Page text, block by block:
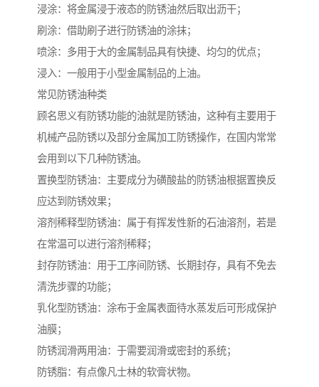
浸涂：将金属浸于液态的防锈油然后取出沥干；
刷涂：借助刷子进行防锈油的涂抹；
喷涂：多用于大的金属制品具有快捷、均匀的优点；
浸入：一般用于小型金属制品的上油。
常见防锈油种类
顾名思义有防锈功能的油就是防锈油，这种有主要用于
机械产品防锈以及部分金属加工防锈操作，在国内常常
会用到以下几种防锈油。
置换型防锈油：主要成分为磺酸盐的防锈油根据置换反
应达到防锈效果；
溶剂稀释型防锈油：属于有挥发性新的石油溶剂，若是
在常温可以进行溶剂稀释；
封存防锈油：用于工序间防锈、长期封存，具有不免去
清洗步骤的功能；
乳化型防锈油：涂布于金属表面待水蒸发后可形成保护
油膜；
防锈润滑两用油：于需要润滑或密封的系统；
防锈脂：有点像凡士林的软膏状物。